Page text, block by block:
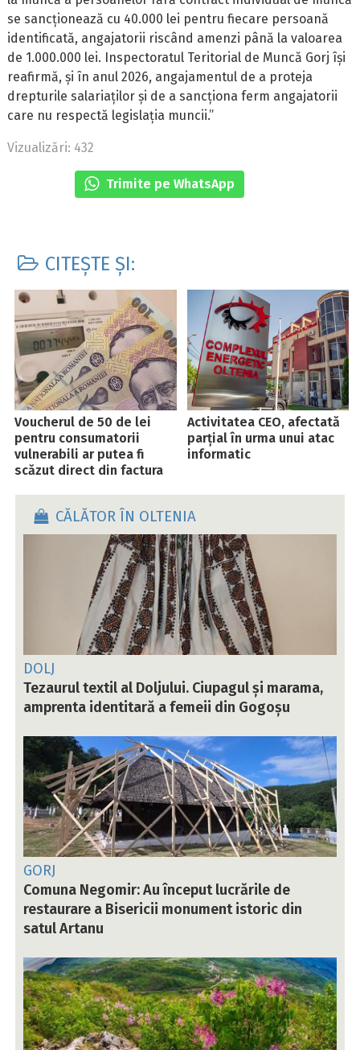
se sancționează cu 40.000 lei pentru fiecare persoană
identificată, angajatorii riscând amenzi până la valoarea
de 1.000.000 lei. Inspectoratul Teritorial de Muncă Gorj își
reafirmă, și în anul 2026, angajamentul de a proteja
drepturile salariaților și de a sancționa ferm angajatorii
care nu respectă legislația muncii.”
Vizualizări: 432
Trimite pe WhatsApp
CITEȘTE ȘI:
Voucherul de 50 de lei
pentru consumatorii
vulnerabili ar putea fi
scăzut direct din factura
Activitatea CEO, afectată
parțial în urma unui atac
informatic
CĂLĂTOR ÎN OLTENIA
DOLJ
Tezaurul textil al Doljului. Ciupagul și marama,
amprenta identitară a femeii din Gogoșu
GORJ
Comuna Negomir: Au început lucrările de
restaurare a Bisericii monument istoric din
satul Artanu